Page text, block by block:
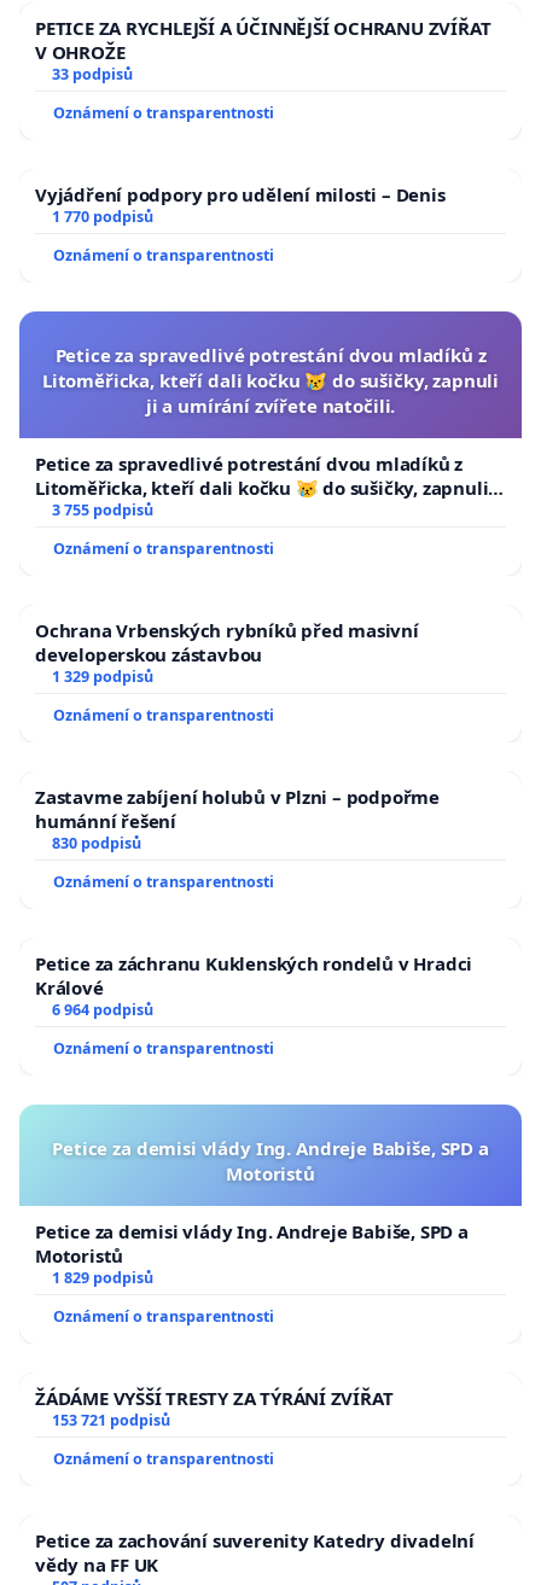
PETICE ZA RYCHLEJŠÍ A ÚČINNĚJŠÍ OCHRANU ZVÍŘAT
V OHROŽE
33 podpisů
Oznámení o transparentnosti
Vyjádření podpory pro udělení milosti – Denis
1 770 podpisů
Oznámení o transparentnosti
Petice za spravedlivé potrestání dvou mladíků z
Litoměřicka, kteří dali kočku 😿 do sušičky, zapnuli
ji a umírání zvířete natočili.
Petice za spravedlivé potrestání dvou mladíků z
Litoměřicka, kteří dali kočku 😿 do sušičky, zapnuli ji
a umírání zvířete natočili.
3 755 podpisů
Oznámení o transparentnosti
Ochrana Vrbenských rybníků před masivní
developerskou zástavbou
1 329 podpisů
Oznámení o transparentnosti
Zastavme zabíjení holubů v Plzni – podpořme
humánní řešení
830 podpisů
Oznámení o transparentnosti
Petice za záchranu Kuklenských rondelů v Hradci
Králové
6 964 podpisů
Oznámení o transparentnosti
Petice za demisi vlády Ing. Andreje Babiše, SPD a
Motoristů
Petice za demisi vlády Ing. Andreje Babiše, SPD a
Motoristů
1 829 podpisů
Oznámení o transparentnosti
ŽÁDÁME VYŠŠÍ TRESTY ZA TÝRÁNÍ ZVÍŘAT
153 721 podpisů
Oznámení o transparentnosti
Petice za zachování suverenity Katedry divadelní
vědy na FF UK